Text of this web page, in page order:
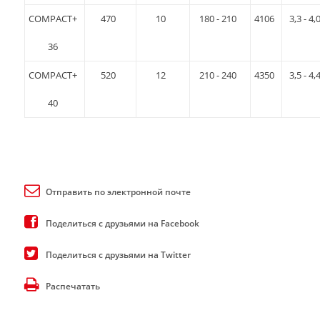
COMPACT+
36
470 10 180 - 210 4106 3,3 - 4,0
COMPACT+
40
520 12 210 - 240 4350 3,5 - 4,4
Отправить по электронной почте
Поделиться с друзьями на Facebook
Поделиться с друзьями на Twitter
Распечатать